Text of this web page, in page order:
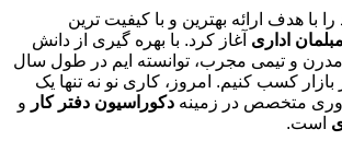
با هدف ارائه بهترین و با کیفیت ترین
مبلمان اداری آغاز کرد. با بهره گیری از دانش
مدرن و تیمی مجرب، توانسته ایم در طول سال
بازار کسب کنیم. امروز، کاری نو نه تنها یک
متخصص در زمینه دکوراسیون دفتر کار و
است.